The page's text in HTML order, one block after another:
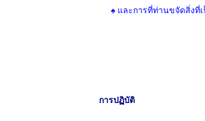
♠ และการที่ท่านขจัดสิ่งที่เ
การปฏิบัติ